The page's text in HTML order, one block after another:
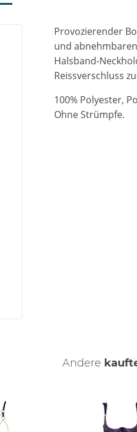
Provozierender
und
Halsband-
Reissverschluss
100% Polyester,
Ohne Strümpfe.
Andere